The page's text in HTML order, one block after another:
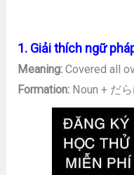
1. Giải thích ngữ
Meaning: Covered all
Formation: Noun + だ